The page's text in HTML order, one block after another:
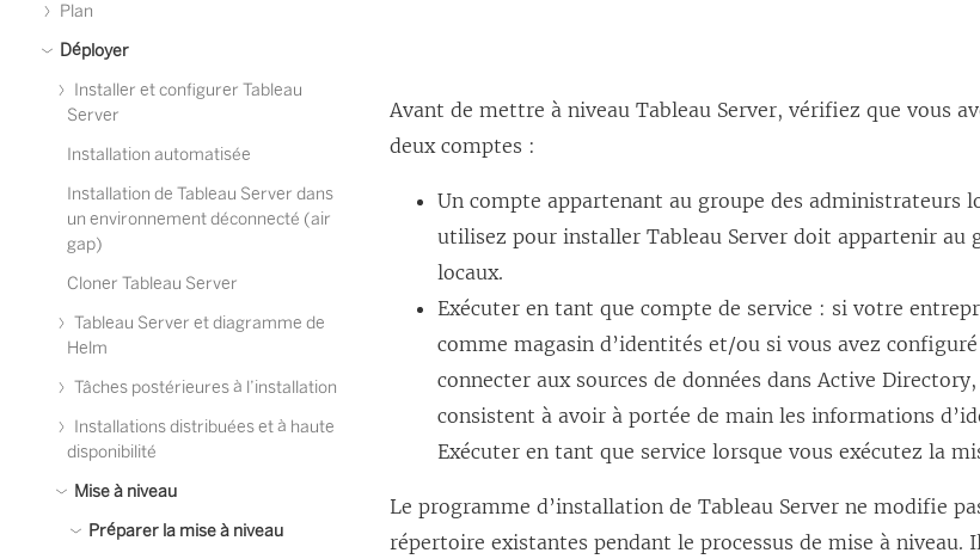
Plan
Déployer
Installer et configurer Tableau
Server
Installation automatisée
Installation de Tableau Server dans
un environnement déconnecté (air
gap)
Cloner Tableau Server
Tableau Server et diagramme de
Helm
Tâches postérieures à l’installation
Installations distribuées et à haute
disponibilité
Mise à niveau
Préparer la mise à niveau
Avant de mettre à niveau Tableau Server, vérifiez que vous
deux comptes :
Un compte appartenant au groupe des administrateurs
utilisez pour installer Tableau Server doit appartenir au
locaux.
Exécuter en tant que compte de service : si votre
comme magasin d’identités et/ou si vous avez
connecter aux sources de données dans Active
consistent à avoir à portée de main les informations
Exécuter en tant que service lorsque vous exécutez la
Le programme d’installation de Tableau Server ne modifie
répertoire existantes pendant le processus de mise à niveau.